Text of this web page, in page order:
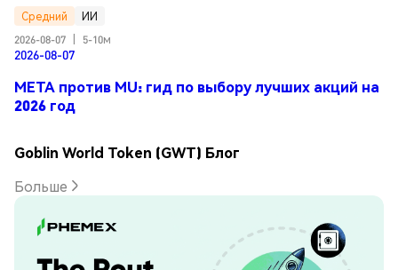
Средний
ИИ
2026-08-07
5-10м
2026-08-07
META против MU: гид по выбору лучших акций на
2026 год
Goblin World Token (GWT) Блог
Больше